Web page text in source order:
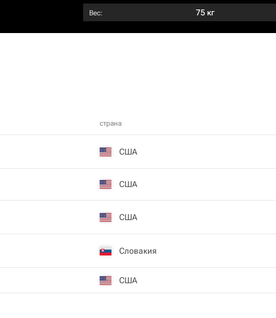
Вес: 75 кг
страна
США
США
США
Словакия
США